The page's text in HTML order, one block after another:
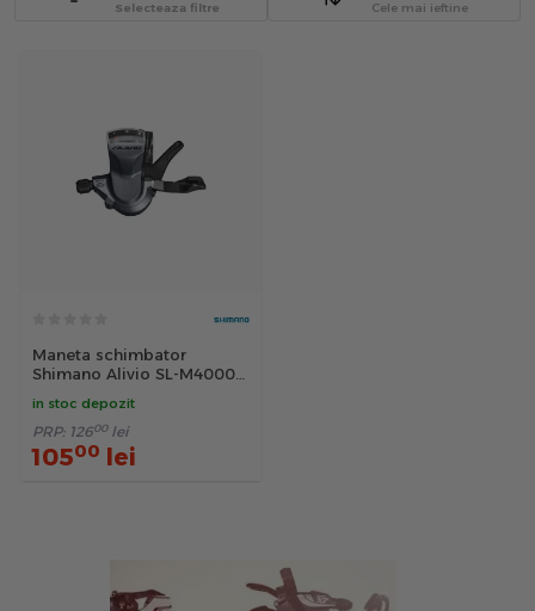
Cele mai ieftine
Selecteaza filtre
Maneta schimbator
Shimano Alivio SL-M4000
in stoc depozit
PRP: 12600 lei
10500 lei